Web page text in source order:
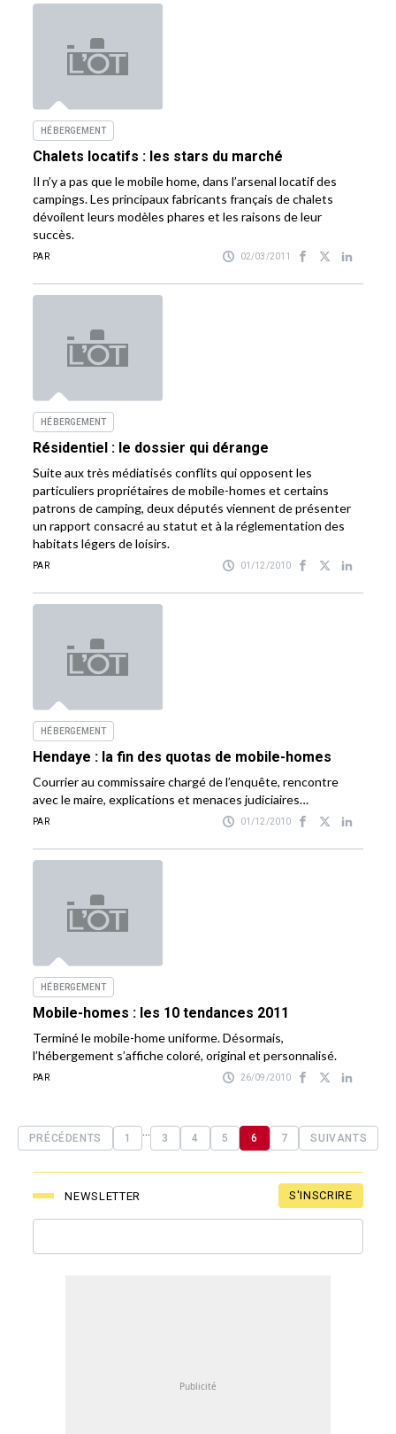
HÉBERGEMENT
Chalets locatifs : les stars du marché
Il n’y a pas que le mobile home, dans l’arsenal locatif des
campings. Les principaux fabricants français de chalets
dévoilent leurs modèles phares et les raisons de leur
succès.
PAR 02/03/2011
HÉBERGEMENT
Résidentiel : le dossier qui dérange
Suite aux très médiatisés conflits qui opposent les
particuliers propriétaires de mobile-homes et certains
patrons de camping, deux députés viennent de présenter
un rapport consacré au statut et à la réglementation des
habitats légers de loisirs.
PAR 01/12/2010
HÉBERGEMENT
Hendaye : la fin des quotas de mobile-homes
Courrier au commissaire chargé de l’enquête, rencontre
avec le maire, explications et menaces judiciaires…
PAR 01/12/2010
HÉBERGEMENT
Mobile-homes : les 10 tendances 2011
Terminé le mobile-home uniforme. Désormais,
l’hébergement s’affiche coloré, original et personnalisé.
PAR 26/09/2010
PRÉCÉDENTS 1 ... 3 4 5 6 7 SUIVANTS
NEWSLETTER S'INSCRIRE